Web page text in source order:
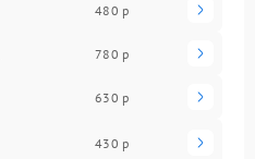
480 р
780 р
630 р
430 р